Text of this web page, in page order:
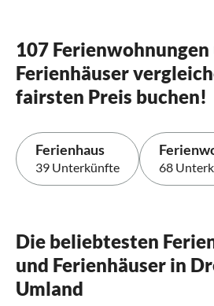
107 Ferienwohnungen
Ferienhäuser
fairsten Preis buchen!
Ferienhaus
39 Unterkünfte 68
Die beliebtesten
und Ferienhäuser in
Umland